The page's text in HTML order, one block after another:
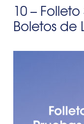
10 –
Boletos de